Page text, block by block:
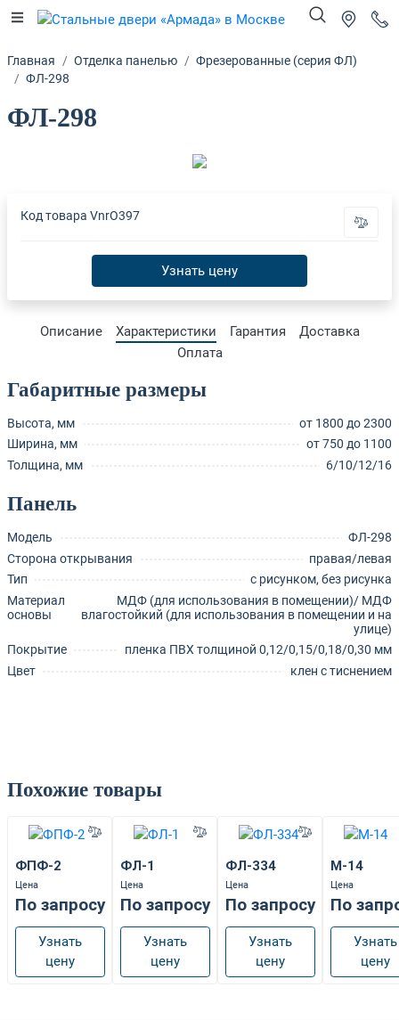
Главная Отделка панелью
Фрезерованные (серия ФЛ)
ФЛ-298
ФЛ-298
Описание Характеристики Гарантия
Доставка
Оплата
Габаритные размеры
Высота, мм
от 1800 до 2300
Ширина, мм
от 750 до 1100
Толщина, мм
6/10/12/16
Панель
Модель
ФЛ-298
Сторона открывания
правая/левая
Тип
с рисунком, без рисунка
Материал
основы
МДФ (для использования в помещении)/ МДФ
влагостойкий (для использования в помещении и на
улице)
Покрытие
пленка ПВХ толщиной 0,12/0,15/0,18/0,30 мм
Цвет
клен с тиснением
Код товара VnrO397
Узнать цену
Похожие товары
ФПФ-2
Цена
По запросу
Узнать
цену
ФЛ-1
Цена
По запросу
Узнать
цену
ФЛ-334
Цена
По запросу
Узнать
цену
М-14
Цена
По
Узнать
цену